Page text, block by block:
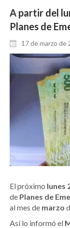
A partir del
Planes de
17 de marzo de
El próximo lunes
de Planes de
al mes de marzo
Así lo informó el